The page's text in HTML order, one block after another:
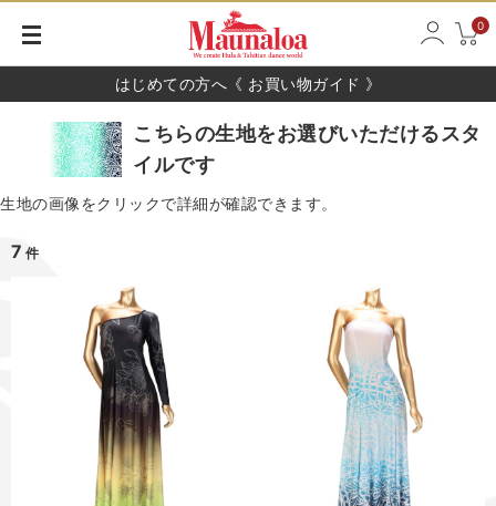
0
はじめての方へ《 お買い物ガイド 》
こちらの生地をお選びいただけるスタ
イルです
生地の画像をクリックで詳細が確認できます。
7 件